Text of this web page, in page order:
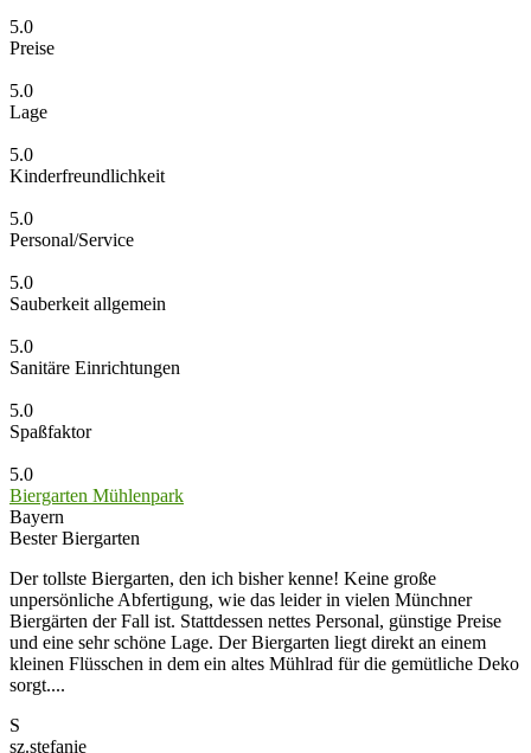
5.0
Preise
5.0
Lage
5.0
Kinderfreundlichkeit
5.0
Personal/Service
5.0
Sauberkeit allgemein
5.0
Sanitäre Einrichtungen
5.0
Spaßfaktor
5.0
Biergarten Mühlenpark
Bayern
Bester Biergarten
Der tollste Biergarten, den ich bisher kenne! Keine große
unpersönliche Abfertigung, wie das leider in vielen Münchner
Biergärten der Fall ist. Stattdessen nettes Personal, günstige Preise
und eine sehr schöne Lage. Der Biergarten liegt direkt an einem
kleinen Flüsschen in dem ein altes Mühlrad für die gemütliche Deko
sorgt....
S
sz.stefanie